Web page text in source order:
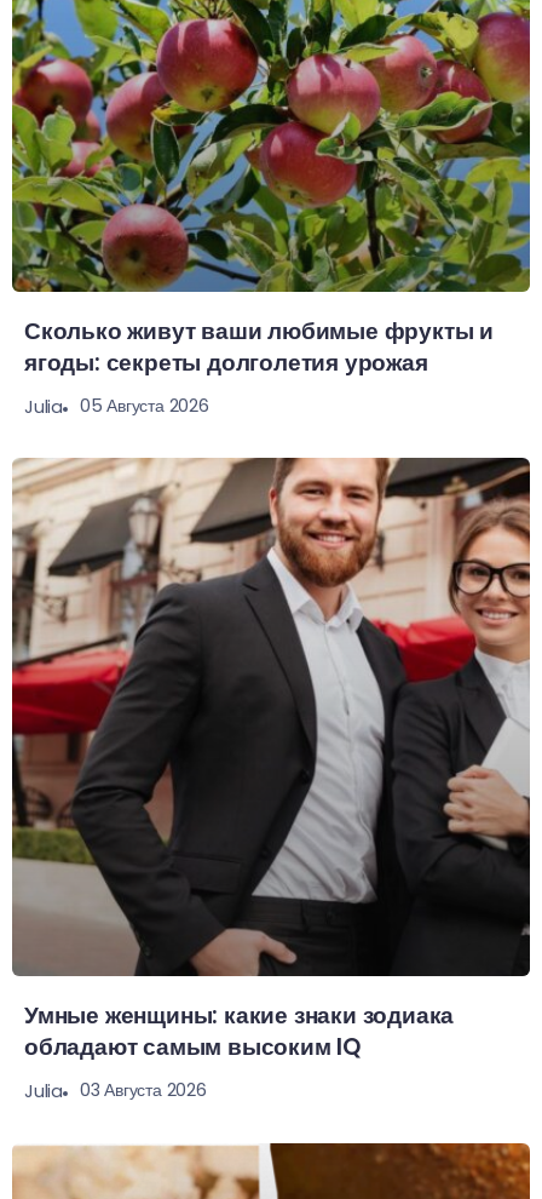
Сколько живут ваши любимые фрукты и
ягоды: секреты долголетия урожая
Julia 05 Августа 2026
Умные женщины: какие знаки зодиака
обладают самым высоким IQ
Julia 03 Августа 2026